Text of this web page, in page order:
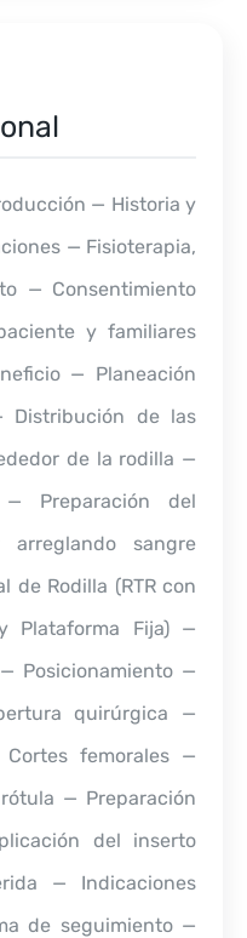
— Historia y
— Fisioterapia,
— Consentimiento
y familiares
— Planeación
Distribución de las
de la rodilla —
Preparación del
sangre
de Rodilla (RTR con
Plataforma Fija) —
Posicionamiento —
quirúrgica —
femorales —
— Preparación
del inserto
— Indicaciones
de seguimiento —